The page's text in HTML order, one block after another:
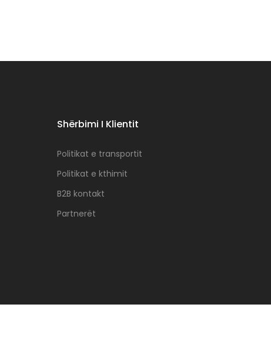
Shërbimi I Klientit
Politikat e transportit
Politikat e kthimit
B2B kontakt
Partnerët